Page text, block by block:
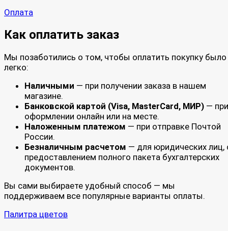
Оплата
Как оплатить заказ
Мы позаботились о том, чтобы оплатить покупку было
легко:
Наличными — при получении заказа в нашем
магазине.
Банковской картой (Visa, MasterCard, МИР) — при
оформлении онлайн или на месте.
Наложенным платежом — при отправке Почтой
России.
Безналичным расчетом — для юридических лиц,
предоставлением полного пакета бухгалтерских
документов.
Вы сами выбираете удобный способ — мы
поддерживаем все популярные варианты оплаты.
Палитра цветов